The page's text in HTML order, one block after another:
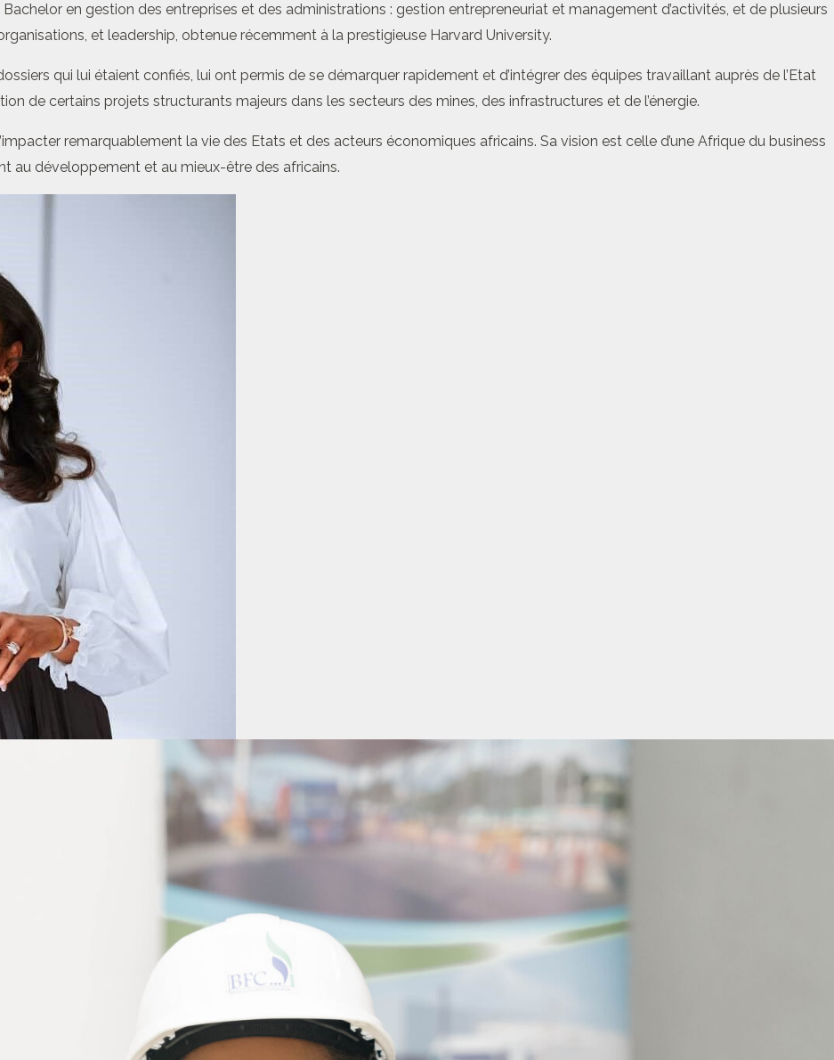
Bachelor en gestion des entreprises et des administrations : gestion entrepreneuriat et management d’activités, et de plusieurs
et leadership, obtenue récemment à la prestigieuse Harvard University.
qui lui étaient confiés, lui ont permis de se démarquer rapidement et d’intégrer des équipes travaillant auprès de l’Etat
de certains projets structurants majeurs dans les secteurs des mines, des infrastructures et de l’énergie.
remarquablement la vie des Etats et des acteurs économiques africains. Sa vision est celle d’une Afrique du business
au développement et au mieux-être des africains.